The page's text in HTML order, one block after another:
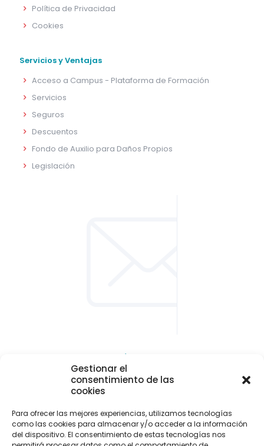
Gestionar el
consentimiento de las
cookies
Para ofrecer las mejores experiencias, utilizamos tecnologías
como las cookies para almacenar y/o acceder a la información
del dispositivo. El consentimiento de estas tecnologías nos
Política de Privacidad
Cookies
Servicios y Ventajas
Acceso a Campus - Plataforma de Formación
Servicios
Seguros
Descuentos
Fondo de Auxilio para Daños Propios
Legislación
CONTACTO Y LOCALIZACIÓN
Parque empresarial de Asipo
Plaza Julio Alberto Blanco, 1 - 1ª planta - Of. 33
info@uitaasturias.com
985 741 141 Móvil: 639 711 231 / 605 04 96 50